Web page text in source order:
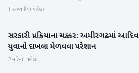
1 અઠવાડિયા પહેલા
બનાસકાંઠા
સરકારી પ્રક્રિયાના ચક્કર: અમીરગઢમાં
યુવાનો દાખલા મેળવવા પરેશાન
2 મહિના પહેલા